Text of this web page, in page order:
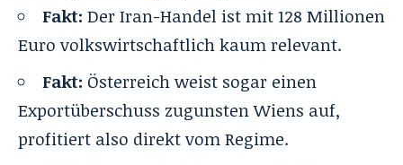
Fakt: Der Iran-Handel ist mit 128 Millionen
Euro volkswirtschaftlich kaum relevant.
Fakt: Österreich weist sogar einen
Exportüberschuss zugunsten Wiens auf,
profitiert also direkt vom Regime.